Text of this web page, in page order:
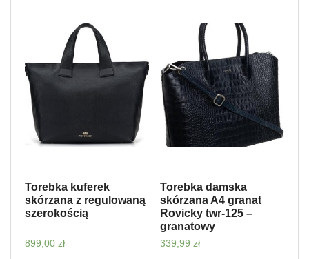
Torebka kuferek
skórzana z regulowaną
szerokością
899,00 zł
Torebka damska
skórzana A4 granat
Rovicky twr-125 –
granatowy
339,99 zł